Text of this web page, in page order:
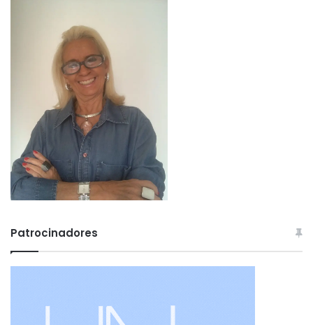
Patrocinadores